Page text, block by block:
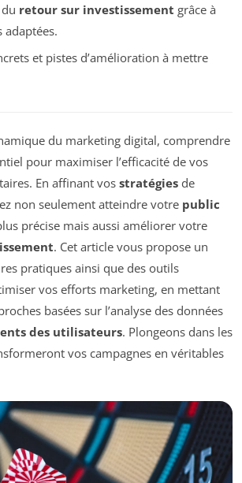
retour sur investissement grâce à
adaptées.
et pistes d’amélioration à mettre
du marketing digital, comprendre
pour maximiser l’efficacité de vos
En affinant vos stratégies de
non seulement atteindre votre public
précise mais aussi améliorer votre
. Cet article vous propose un
pratiques ainsi que des outils
vos efforts marketing, en mettant
basées sur l’analyse des données
des utilisateurs. Plongeons dans les
vos campagnes en véritables